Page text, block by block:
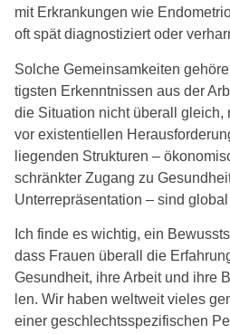
mit Erkrankungen wie
oft spät dia­gnos­ti­ziert oder
Solche Gemeinsamkeiten
tigs­ten Erkenntnissen aus der
die Situation nicht über­all gleich,
vor exis­ten­ti­el­len
lie­gen­den Strukturen –
schränk­ter Zugang zu
Unterrepräsentation – sind glo­bal
Ich fin­de es wich­tig, ein
dass Frauen über­all die
Gesundheit, ihre Arbeit und ihre
len. Wir haben welt­weit vie­les
einer geschlechts­spe­zi­fi­schen